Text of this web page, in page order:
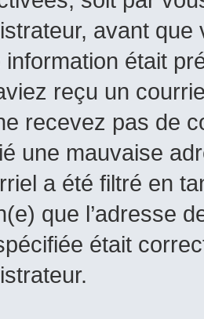
avant
information était
reçu un
recevez pas de
une mauvaise
a été filtré en
que l’adresse
était